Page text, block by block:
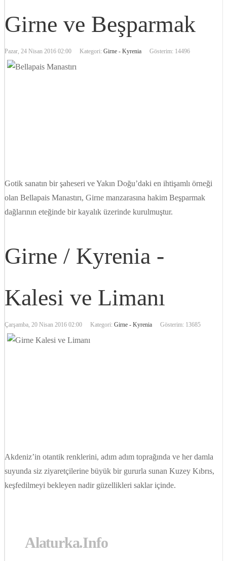
Girne ve Beşparmak
Pazar, 24 Nisan 2016 02:00 Kategori: Girne - Kyrenia Gösterim: 14496
Gotik sanatın bir şaheseri ve Yakın Doğu’daki en ihtişamlı örneği
olan Bellapais Manastırı, Girne manzarasına hakim Beşparmak
dağlarının eteğinde bir kayalık üzerinde kurulmuştur.
Girne / Kyrenia -
Kalesi ve Limanı
Çarşamba, 20 Nisan 2016 02:00 Kategori: Girne - Kyrenia Gösterim: 13685
Akdeniz’in otantik renklerini, adım adım toprağında ve her damla
suyunda siz ziyaretçilerine büyük bir gururla sunan Kuzey Kıbrıs,
keşfedilmeyi bekleyen nadir güzellikleri saklar içinde.
Alaturka.Info